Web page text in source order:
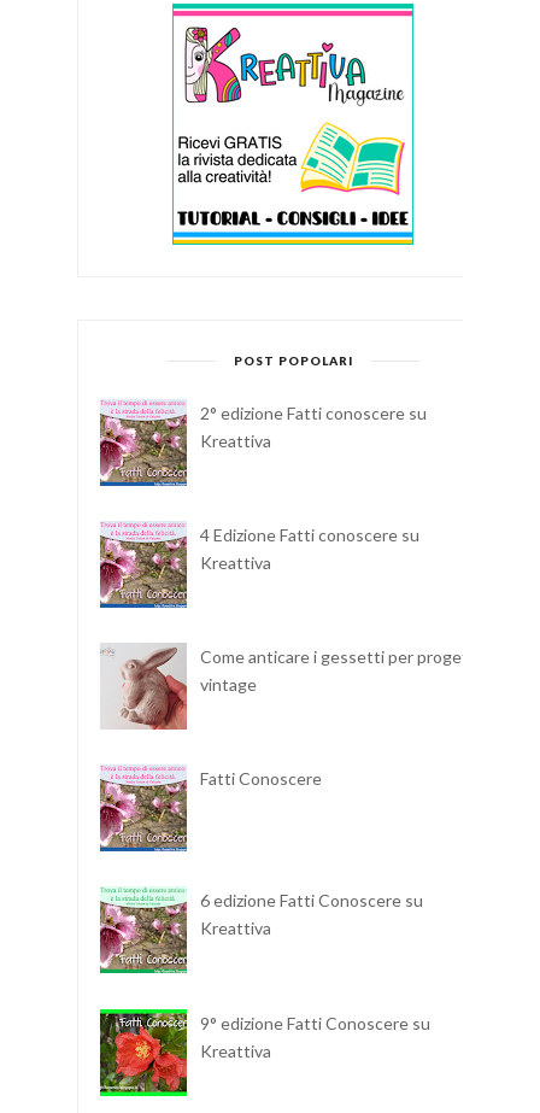
POST POPOLARI
2° edizione Fatti conoscere su
Kreattiva
4 Edizione Fatti conoscere su
Kreattiva
Come anticare i gessetti per progetti
vintage
Fatti Conoscere
6 edizione Fatti Conoscere su
Kreattiva
9° edizione Fatti Conoscere su
Kreattiva